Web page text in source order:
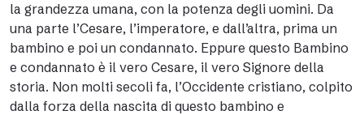
la grandezza umana, con la potenza degli uomini. Da
una parte l’Cesare, l’imperatore, e dall’altra, prima un
bambino e poi un condannato. Eppure questo Bambino
e condannato è il vero Cesare, il vero Signore della
storia. Non molti secoli fa, l’Occidente cristiano, colpito
dalla forza della nascita di questo bambino e